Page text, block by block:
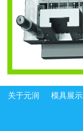
关于元润 模具展示